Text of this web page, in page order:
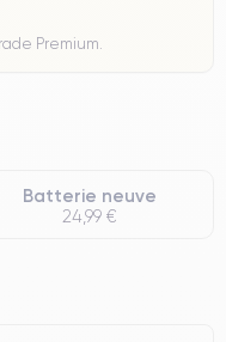
Premium.
Batterie neuve
24,99 €